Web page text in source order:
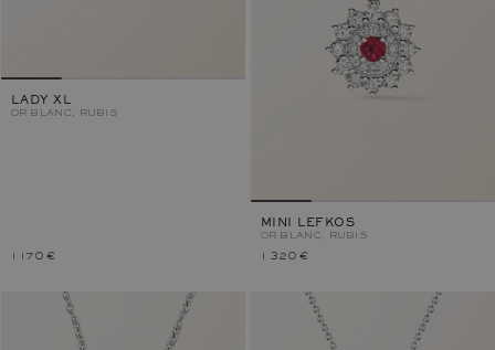
LADY XL
OR BLANC, RUBIS
1 170 €
MINI LEFKOS
OR BLANC, RUBIS
1 320 €